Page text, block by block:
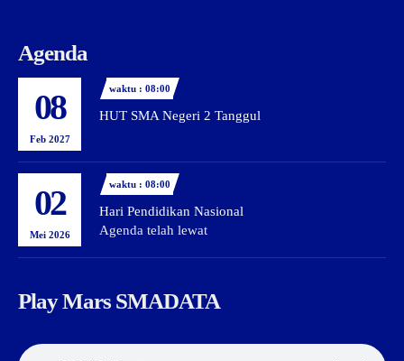
Agenda
08
Feb 2027
waktu : 08:00
HUT SMA Negeri 2 Tanggul
02
Mei 2026
waktu : 08:00
Hari Pendidikan Nasional
Agenda telah lewat
Play Mars SMADATA